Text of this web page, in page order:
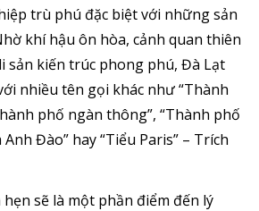
trù phú đặc biệt với những sản
khí hậu ôn hòa, cảnh quan thiên
sản kiến trúc phong phú, Đà Lạt
nhiều tên gọi khác như “Thành
phố ngàn thông”, “Thành phố
Anh Đào” hay “Tiểu Paris” – Trích
sẽ là một phần điểm đến lý